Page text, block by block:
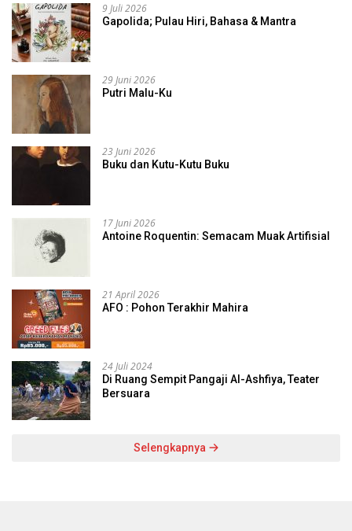
9 Juli 2026
Gapolida; Pulau Hiri, Bahasa & Mantra
29 Juni 2026
Putri Malu-Ku
23 Juni 2026
Buku dan Kutu-Kutu Buku
17 Juni 2026
Antoine Roquentin: Semacam Muak Artifisial
21 April 2026
AFO : Pohon Terakhir Mahira
24 Juli 2024
Di Ruang Sempit Pangaji Al-Ashfiya, Teater
Bersuara
Selengkapnya